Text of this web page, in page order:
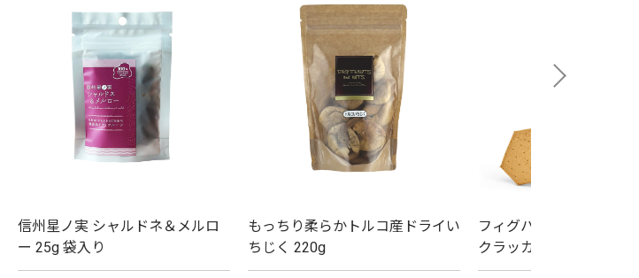
信州星ノ実 シャルドネ＆メルロ
ー 25g 袋入り
もっちり柔らかトルコ産ドライい
ちじく 220g
フィグハニー＆オリーブ
クラッカー 125g 箱入り